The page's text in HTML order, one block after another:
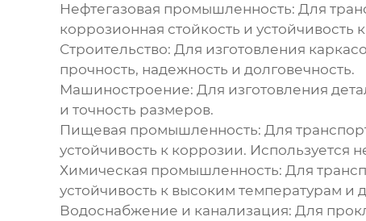
Нефтегазовая промышленность: Для
коррозионная стойкость и
Строительство: Для изготовления
прочность, надежность и долговечность.
Машиностроение: Для изготовления
и точность размеров.
Пищевая промышленность: Для
устойчивость к коррозии. Используется
Химическая промышленность: Для
устойчивость к высоким температурам и
Водоснабжение и канализация: Для